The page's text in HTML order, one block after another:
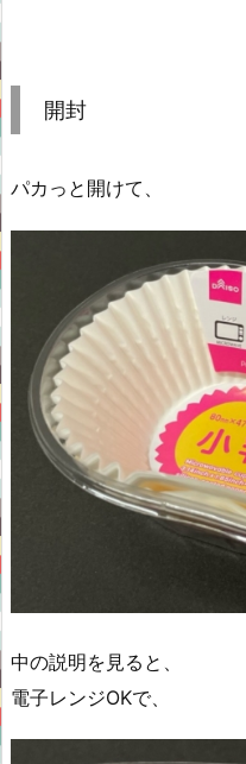
開封
パカっと開けて、
中の説明を見ると、
電子レンジOKで、